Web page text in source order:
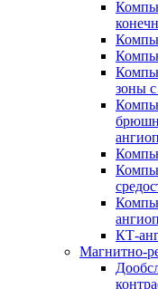
зоны
КТ-
Магнитно-